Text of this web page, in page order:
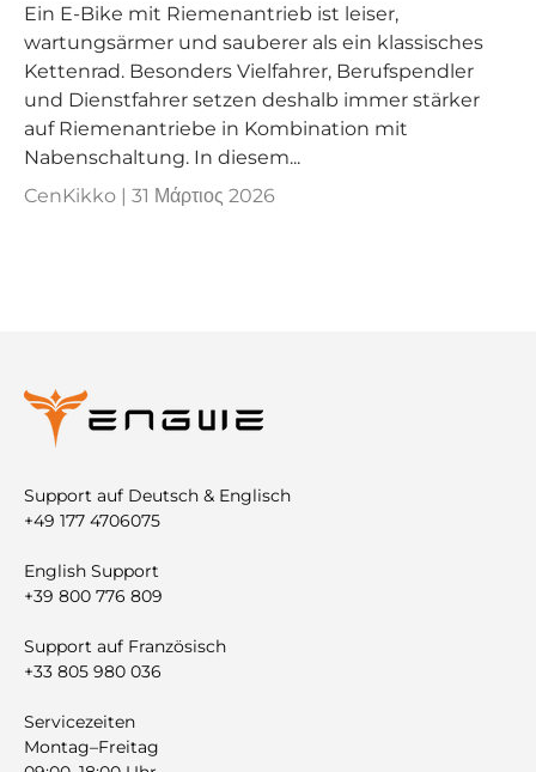
Ein E‑Bike mit Riemenantrieb ist leiser,
wartungsärmer und sauberer als ein klassisches
Kettenrad. Besonders Vielfahrer, Berufspendler
und Dienstfahrer setzen deshalb immer stärker
auf Riemenantriebe in Kombination mit
Nabenschaltung. In diesem...
CenKikko | 31 Μάρτιος 2026
Support auf Deutsch & Englisch
+49 177 4706075
English Support
+39 800 776 809
Support auf Französisch
+33 805 980 036
Servicezeiten
Montag–Freitag